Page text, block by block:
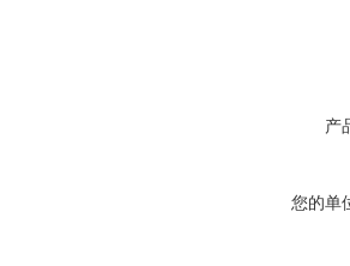
产
您的单